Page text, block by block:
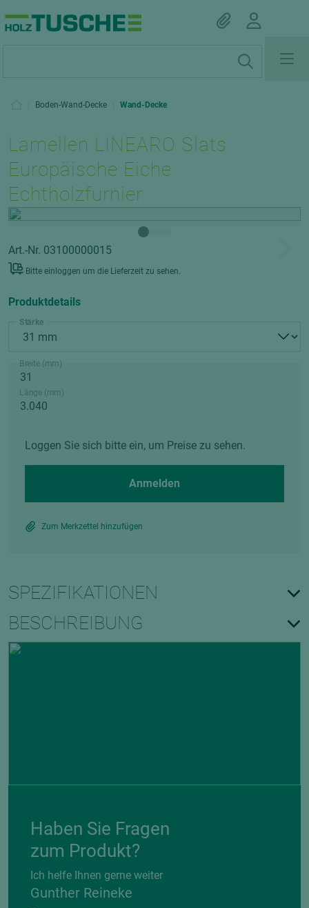
Boden-Wand-Decke Wand-Decke
Lamellen LINEARO Slats
Europäische Eiche
Echtholzfurnier
Art.-Nr. 03100000015
Bitte einloggen um die Lieferzeit zu sehen.
Produktdetails
Stärke
Breite (mm)
Länge (mm)
Loggen Sie sich bitte ein, um Preise zu sehen.
Anmelden
Zum Merkzettel hinzufügen
SPEZIFIKATIONEN
BESCHREIBUNG
Haben Sie Fragen
zum Produkt?
Ich helfe Ihnen gerne weiter
Gunther Reineke